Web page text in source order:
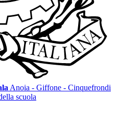
Anoia - Giffone - Cinquefrondi
scuola